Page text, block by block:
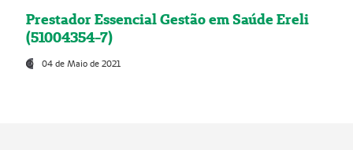
Prestador Essencial Gestão em Saúde Ereli
(51004354-7)
04 de Maio de 2021